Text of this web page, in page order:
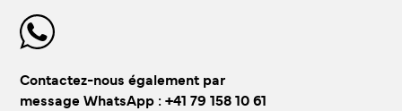
Contactez-nous également par
message WhatsApp : +41 79 158 10 61